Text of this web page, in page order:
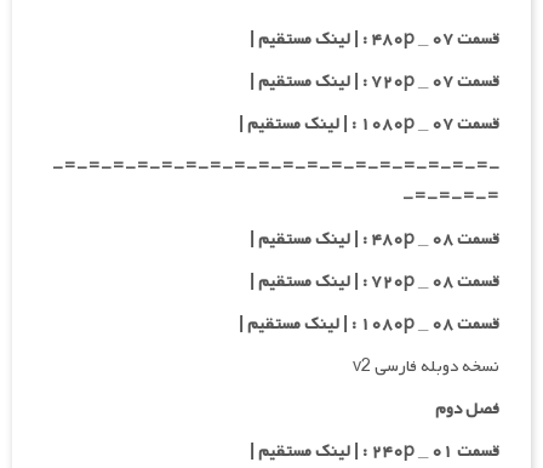
قسمت ۰۷ _ ۴۸۰p : | لینک مستقیم |
قسمت ۰۷ _ ۷۲۰p : | لینک مستقیم |
قسمت ۰۷ _ ۱۰۸۰p : | لینک مستقیم |
-=-=-=-=-=-=-=-=-=-=-=-=-=-=-=-=-=-=-
=-=-=-=-
قسمت ۰۸ _ ۴۸۰p : | لینک مستقیم |
قسمت ۰۸ _ ۷۲۰p : | لینک مستقیم |
قسمت ۰۸ _ ۱۰۸۰p : | لینک مستقیم |
نسخه دوبله فارسی v2
فصل دوم
قسمت ۰۱ _ ۲۴۰p : | لینک مستقیم |